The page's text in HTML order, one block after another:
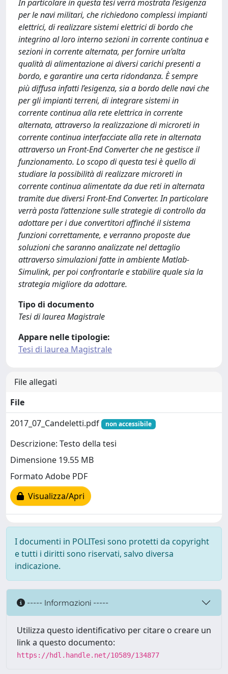
In particolare in questa tesi verrà mostrata l’esigenza
per le navi militari, che richiedono complessi impianti
elettrici, di realizzare sistemi elettrici di bordo che
integrino al loro interno sezioni in corrente continua e
sezioni in corrente alternata, per fornire un’alta
qualità di alimentazione ai diversi carichi presenti a
bordo, e garantire una certa ridondanza. È sempre
più diffusa infatti l’esigenza, sia a bordo delle navi che
per gli impianti terreni, di integrare sistemi in
corrente continua alla rete elettrica in corrente
alternata, attraverso la realizzazione di microreti in
corrente continua interfacciate alla rete in alternata
attraverso un Front-End Converter che ne gestisce il
funzionamento. Lo scopo di questa tesi è quello di
studiare la possibilità di realizzare microreti in
corrente continua alimentate da due reti in alternata
tramite due diversi Front-End Converter. In particolare
verrà posta l’attenzione sulle strategie di controllo da
adottare per i due convertitori affinché il sistema
funzioni correttamente, e verranno proposte due
soluzioni che saranno analizzate nel dettaglio
attraverso simulazioni fatte in ambiente Matlab-
Simulink, per poi confrontarle e stabilire quale sia la
strategia migliore da adottare.
Tipo di documento
Tesi di laurea Magistrale
Appare nelle tipologie:
Tesi di laurea Magistrale
File allegati
File
2017_07_Candeletti.pdf
non accessibile
Descrizione: Testo della tesi
Dimensione 19.55 MB
Formato Adobe PDF
Visualizza/Apri
I documenti in POLITesi sono protetti da copyright
e tutti i diritti sono riservati, salvo diversa
indicazione.
----- Informazioni -----
Utilizza questo identificativo per citare o creare un
link a questo documento:
https://hdl.handle.net/10589/134877